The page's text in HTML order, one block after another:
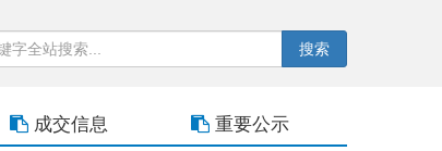
搜索
成交信息 重要公示